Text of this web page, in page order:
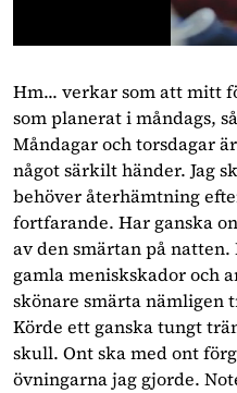
of
seconds
Hm... verkar som att mitt
som planerat i måndags,
Måndagar och torsdagar
något särkilt händer. Jag
behöver återhämtning
fortfarande. Har ganska
av den smärtan på
gamla meniskskador och
skönare smärta nämligen
Körde ett ganska tungt
skull. Ont ska med ont
övningarna jag gjorde.